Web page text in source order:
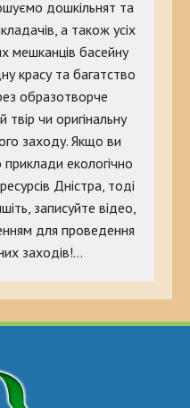
дошкільнят та
а також усіх
мешканців басейну
красу та багатство
образотворче
чи оригінальну
заходу. Якщо ви
екологічно
Дністра, тоді
записуйте відео,
для проведення
заходів!…